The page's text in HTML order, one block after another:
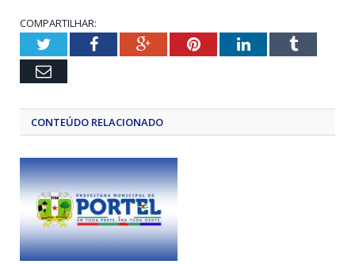
COMPARTILHAR:
TwitterFacebookGoogle+PinterestLinkedInTumblr
Email
CONTEÚDO RELACIONADO